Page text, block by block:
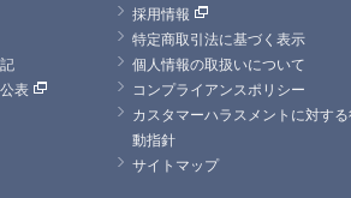
採用情報
特定商取引法に基づく表示
個人情報の取扱いについて
表
コンプライアンスポリシー
カスタマーハラスメントに対す
動指針
サイトマップ